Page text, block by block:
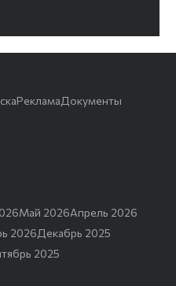
РекламаДокументы
Май 2026Апрель 2026
2026Декабрь 2025
2025